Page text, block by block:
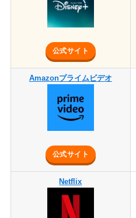
公式サイト
Amazonプライムビデオ
公式サイト
Netflix